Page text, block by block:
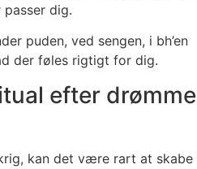
passer dig.
puden, ved sengen, i bh’en
der føles rigtigt for dig.
efter drømme
kan det være rart at skabe